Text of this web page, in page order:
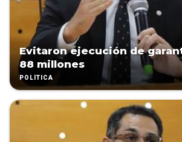
Evitaron ejecución de
88 millones
POLÍTICA